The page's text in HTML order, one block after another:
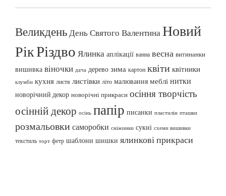
ВеликденьДень Святого ВалентинаНовий
РікРіздво Ялинка аплікації ванна весна витинанки
вишивка віночки дача дерево зима картон квіти квітники
клумби кухня листя листівки літо малювання меблі нитки
новорічний декор новорічні прикраси осіння творчість
осінній декор осінь папір писанки пластилін пташки
розмальовки саморобки сніжинки сукні схеми вишивки
текстиль торт фетр шаблони шишки ялинкові прикраси